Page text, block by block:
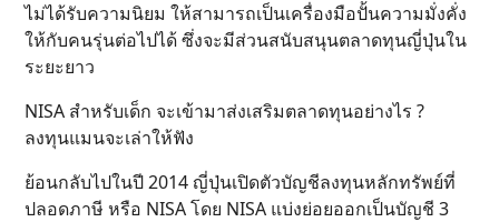
ไม่ได้รับความนิยม ให้สามารถเป็นเครื่องมือปั้นความมั่งคั่ง
ให้กับคนรุ่นต่อไปได้ ซึ่งจะมีส่วนสนับสนุนตลาดทุนญี่ปุ่นใน
ระยะยาว
NISA สำหรับเด็ก จะเข้ามาส่งเสริมตลาดทุนอย่างไร ?
ลงทุนแมนจะเล่าให้ฟัง
ย้อนกลับไปในปี 2014 ญี่ปุ่นเปิดตัวบัญชีลงทุนหลักทรัพย์ที่
ปลอดภาษี หรือ NISA โดย NISA แบ่งย่อยออกเป็นบัญชี 3